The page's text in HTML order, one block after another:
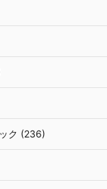
ク (236)